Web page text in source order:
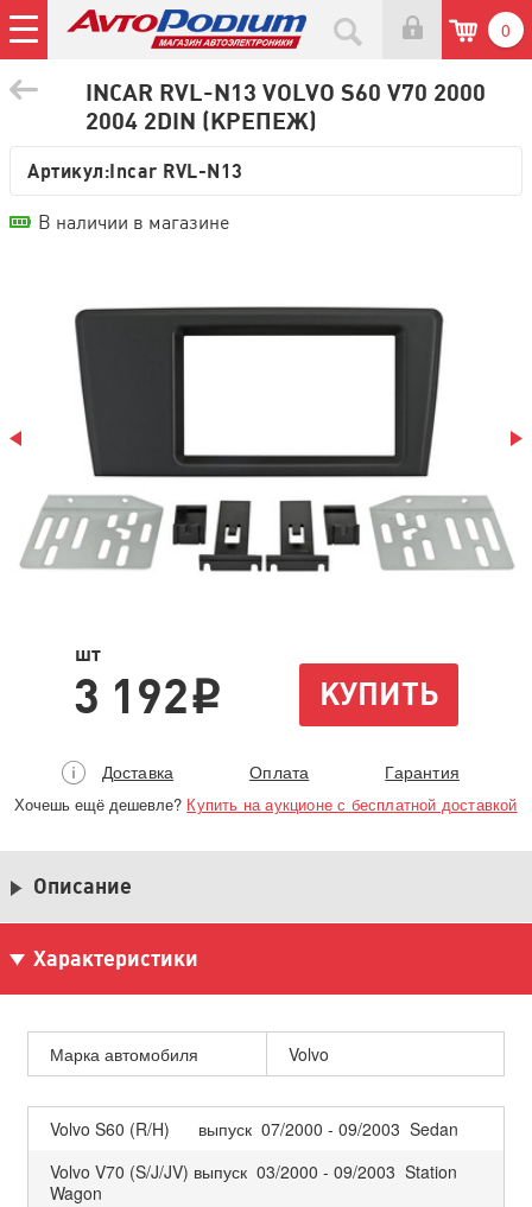
0
INCAR RVL-N13 VOLVO S60 V70 2000
2004 2DIN (КРЕПЕЖ)
Артикул:Incar RVL-N13
шт
3 192i КУПИТЬ
Доставка Оплата Гарантия
Хочешь ещё дешевле? Купить на аукционе с бесплатной доставкой
В наличии в магазине
Описание
Характеристики
Марка автомобиля Volvo
Volvo S60 (R/H) выпуск 07/2000 - 09/2003 Sedan
Volvo V70 (S/J/JV) выпуск 03/2000 - 09/2003 Station
Wagon